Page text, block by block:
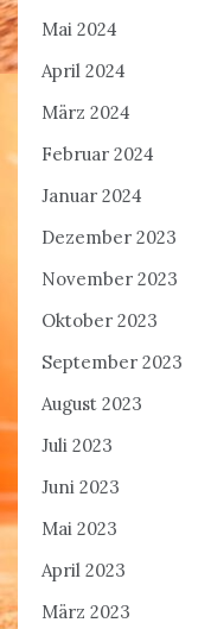
Mai 2024
April 2024
März 2024
Februar 2024
Januar 2024
Dezember 2023
November 2023
Oktober 2023
September 2023
August 2023
Juli 2023
Juni 2023
Mai 2023
April 2023
März 2023